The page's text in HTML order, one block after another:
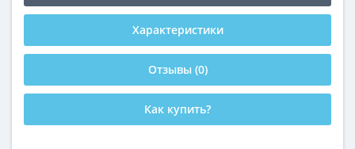
Характеристики
Отзывы (0)
Как купить?